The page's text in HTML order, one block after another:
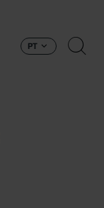
PT